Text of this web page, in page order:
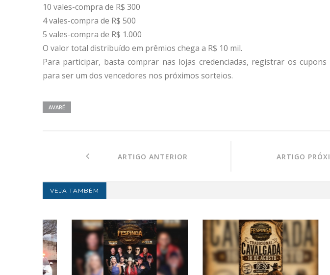
10 vales-compra de R$ 300
4 vales-compra de R$ 500
5 vales-compra de R$ 1.000
O valor total distribuído em prêmios chega a R$ 10 mil.
Para participar, basta comprar nas lojas credenciadas, registrar os
para ser um dos vencedores nos próximos sorteios.
AVARÉ
ARTIGO ANTERIOR ARTIGO
VEJA TAMBÉM